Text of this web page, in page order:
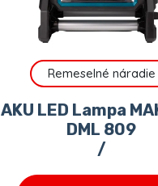
Remeselné náradie
AKU LED Lampa
DML 809
/